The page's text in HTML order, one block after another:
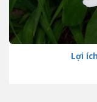
Lợi